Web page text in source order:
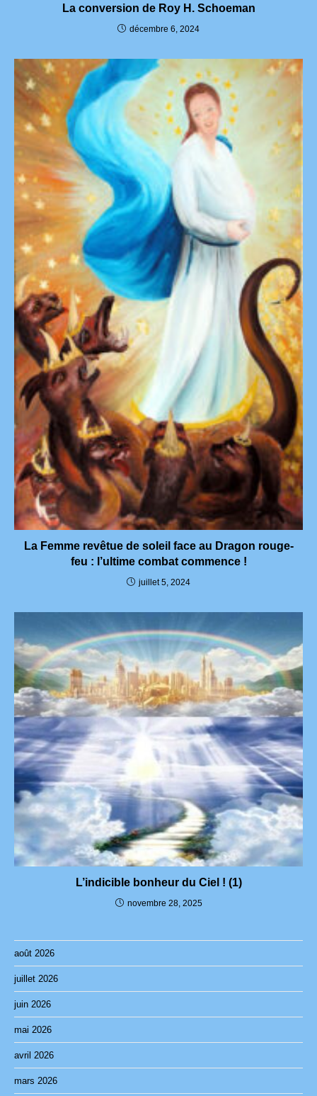
La conversion de Roy H. Schoeman
décembre 6, 2024
La Femme revêtue de soleil face au Dragon rouge-
feu : l’ultime combat commence !
juillet 5, 2024
L’indicible bonheur du Ciel ! (1)
novembre 28, 2025
août 2026
juillet 2026
juin 2026
mai 2026
avril 2026
mars 2026